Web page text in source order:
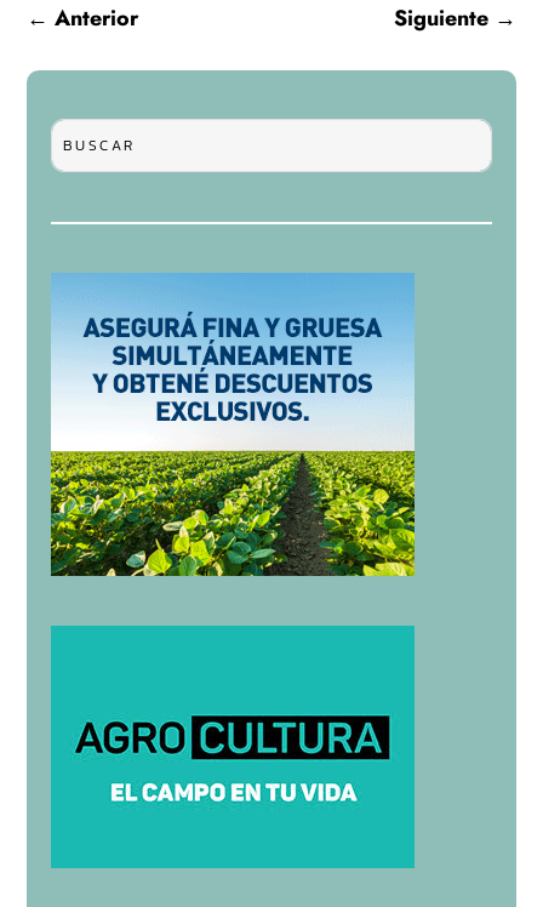
←Anterior Siguiente→